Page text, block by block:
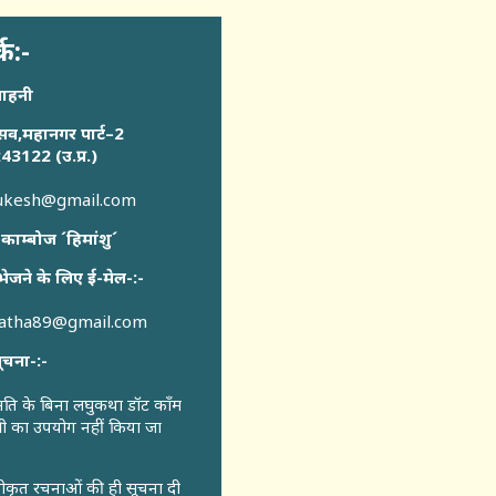
पार्ट–2
(उ.प्र.)
´हिमांशु´
के लिए ई-मेल-:-
:-
के बिना लघुकथा डॉट कॉंम
का उपयोग नहीं किया जा
रचनाओं की ही सूचना दी